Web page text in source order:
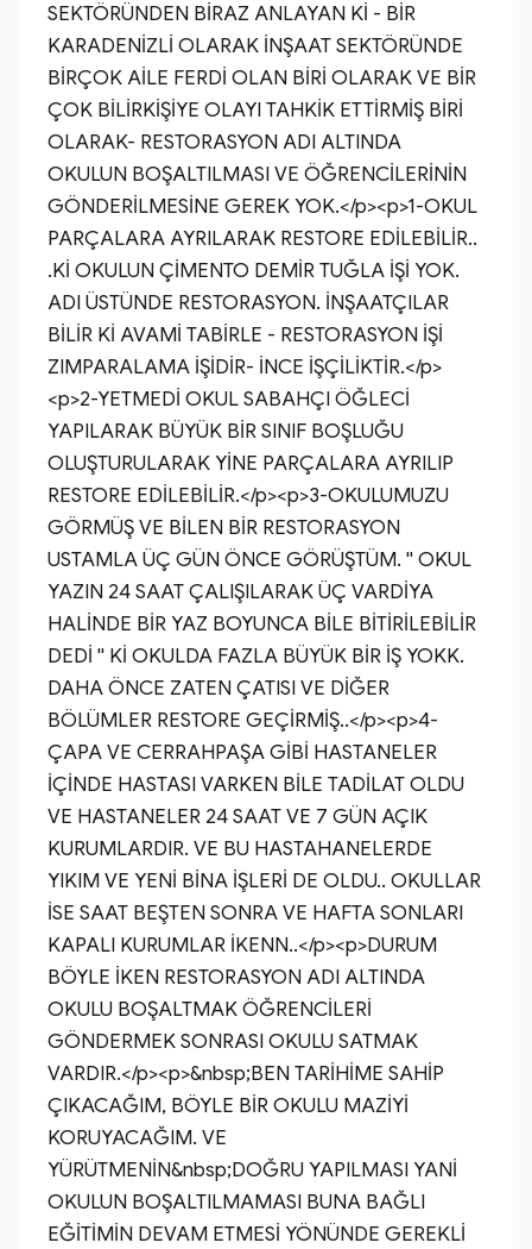
SEKTÖRÜNDEN BİRAZ ANLAYAN Kİ - BİR
KARADENİZLİ OLARAK İNŞAAT SEKTÖRÜNDE
BİRÇOK AİLE FERDİ OLAN BİRİ OLARAK VE BİR
ÇOK BİLİRKİŞİYE OLAYI TAHKİK ETTİRMİŞ BİRİ
OLARAK- RESTORASYON ADI ALTINDA
OKULUN BOŞALTILMASI VE ÖĞRENCİLERİNİN
GÖNDERİLMESİNE GEREK YOK.</p><p>1-OKUL
PARÇALARA AYRILARAK RESTORE EDİLEBİLİR..
.Kİ OKULUN ÇİMENTO DEMİR TUĞLA İŞİ YOK.
ADI ÜSTÜNDE RESTORASYON. İNŞAATÇILAR
BİLİR Kİ AVAMİ TABİRLE - RESTORASYON İŞİ
ZIMPARALAMA İŞİDİR- İNCE İŞÇİLİKTİR.</p>
<p>2-YETMEDİ OKUL SABAHÇI ÖĞLECİ
YAPILARAK BÜYÜK BİR SINIF BOŞLUĞU
OLUŞTURULARAK YİNE PARÇALARA AYRILIP
RESTORE EDİLEBİLİR.</p><p>3-OKULUMUZU
GÖRMÜŞ VE BİLEN BİR RESTORASYON
USTAMLA ÜÇ GÜN ÖNCE GÖRÜŞTÜM. '' OKUL
YAZIN 24 SAAT ÇALIŞILARAK ÜÇ VARDİYA
HALİNDE BİR YAZ BOYUNCA BİLE BİTİRİLEBİLİR
DEDİ '' Kİ OKULDA FAZLA BÜYÜK BİR İŞ YOKK.
DAHA ÖNCE ZATEN ÇATISI VE DİĞER
BÖLÜMLER RESTORE GEÇİRMİŞ..</p><p>4-
ÇAPA VE CERRAHPAŞA GİBİ HASTANELER
İÇİNDE HASTASI VARKEN BİLE TADİLAT OLDU
VE HASTANELER 24 SAAT VE 7 GÜN AÇIK
KURUMLARDIR. VE BU HASTAHANELERDE
YIKIM VE YENİ BİNA İŞLERİ DE OLDU.. OKULLAR
İSE SAAT BEŞTEN SONRA VE HAFTA SONLARI
KAPALI KURUMLAR İKENN..</p><p>DURUM
BÖYLE İKEN RESTORASYON ADI ALTINDA
OKULU BOŞALTMAK ÖĞRENCİLERİ
GÖNDERMEK SONRASI OKULU SATMAK
VARDIR.</p><p>&nbsp;BEN TARİHİME SAHİP
ÇIKACAĞIM, BÖYLE BİR OKULU MAZİYİ
KORUYACAĞIM. VE
YÜRÜTMENİN&nbsp;DOĞRU YAPILMASI YANİ
OKULUN BOŞALTILMAMASI BUNA BAĞLI
EĞİTİMİN DEVAM ETMESİ YÖNÜNDE GEREKLİ